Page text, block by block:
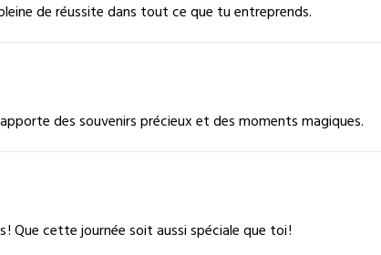
de réussite dans tout ce que tu entreprends.
des souvenirs précieux et des moments magiques.
! Que cette journée soit aussi spéciale que toi !